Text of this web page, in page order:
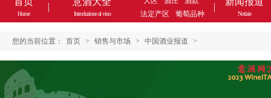
Home Introduzione al vino
法定产区
葡萄品种 Notizie
您的当前位置： 首页 > 销售与市场 > 中国酒业报道 >